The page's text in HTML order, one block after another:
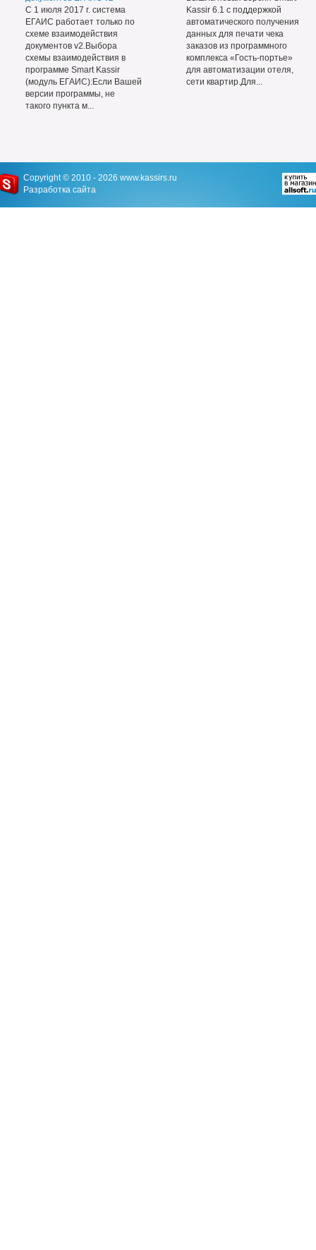
С 1 июля 2017 г. система
ЕГАИС работает только по
схеме взаимодействия
документов v2.Выбора
схемы взаимодействия в
программе Smart Kassir
(модуль ЕГАИС):Если Вашей
версии программы, не
такого пункта м...
Kassir 6.1 с поддержкой
автоматического получения
данных для печати чека
заказов из программного
комплекса «Гость-портье»
для автоматизации отеля,
сети квартир.Для...
Copyright © 2010 - 2026 www.kassirs.ru
Разработка сайта